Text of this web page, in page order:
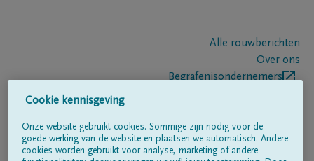
Alle rouwberichten
Over ons
Begrafenisondernemers
Volg ons op
Cookie kennisgeving
Onze website gebruikt cookies. Sommige zijn nodig voor de
goede werking van de website en plaatsen we automatisch. Andere
cookies worden gebruikt voor analyse, marketing of andere